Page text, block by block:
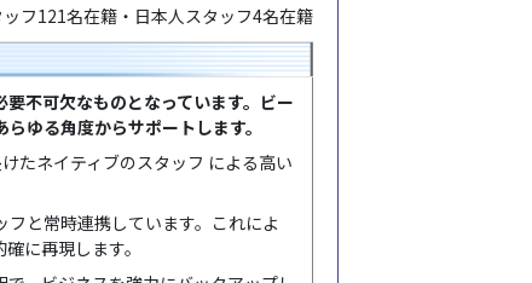
フ121名在籍・日本人スタッフ4名在籍
不可欠なものとなっています。ビー
ゆる角度からサポートします。
たネイティブのスタッフ による高い
と常時連携しています。これによ
に再現します。